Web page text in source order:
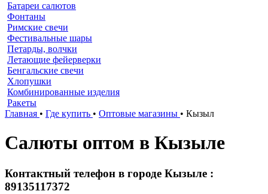
Батареи салютов
Фонтаны
Римские свечи
Фестивальные шары
Петарды, волчки
Летающие фейерверки
Бенгальские свечи
Хлопушки
Комбинированные изделия
Ракеты
Главная • Где купить • Оптовые магазины • Кызыл
Салюты оптом в Кызыле
Контактный телефон в городе Кызыле :
89135117372